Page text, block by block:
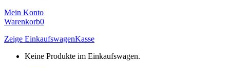
Mein Konto
Warenkorb0
Zeige EinkaufswagenKasse
Keine Produkte im Einkaufswagen.